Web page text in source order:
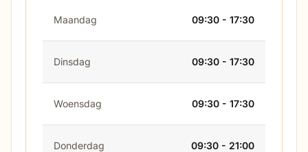
Maandag 09:30 - 17:30
Dinsdag 09:30 - 17:30
Woensdag 09:30 - 17:30
Donderdag 09:30 - 21:00